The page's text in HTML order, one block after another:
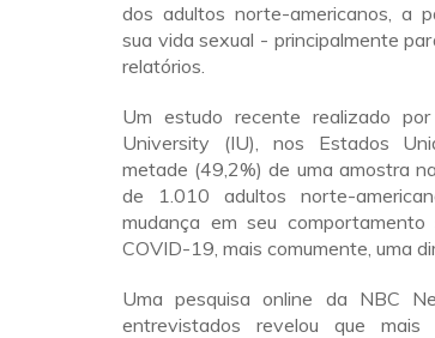
dos adultos norte-americanos, a
sua vida sexual - principalmente
relatórios.
Um estudo recente realizado
University (IU), nos Estados
metade (49,2%) de uma amostra
de 1.010 adultos norte-
mudança em seu
COVID-19, mais comumente, uma
Uma pesquisa online da NBC
entrevistados revelou que